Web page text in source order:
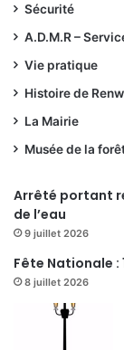
Sécurité
A.D.M.R –
Vie pratique
Histoire de
La Mairie
Musée de la
Arrêté portant
de l’eau
9 juillet 2026
Fête Nationale :
8 juillet 2026